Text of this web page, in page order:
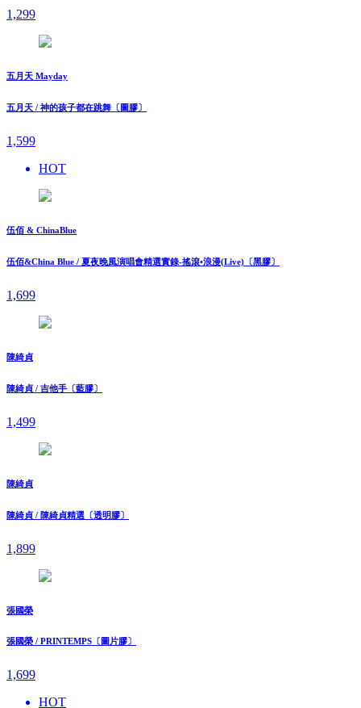
1,299
五月天 Mayday
五月天 / 神的孩子都在跳舞〔圖膠〕
1,599
HOT
伍佰 & ChinaBlue
伍佰&China Blue / 夏夜晚風演唱會精選實錄-搖滾•浪漫(Live)〔黑膠〕
1,699
陳綺貞
陳綺貞 / 吉他手〔藍膠〕
1,499
陳綺貞
陳綺貞 / 陳綺貞精選〔透明膠〕
1,899
張國榮
張國榮 / PRINTEMPS〔圖片膠〕
1,699
HOT